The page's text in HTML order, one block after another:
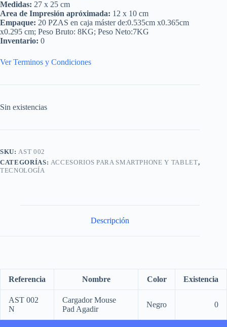
Medidas: 27 x 25 cm
Area de Impresión apróximada: 12 x 10 cm
Empaque: 20 PZAS en caja máster de:0.535cm x0.365cm
x0.295 cm; Peso Bruto: 8KG; Peso Neto:7KG
Inventario: 0
Ver Terminos y Condiciones
Sin existencias
SKU:AST 002
CATEGORÍAS: ACCESORIOS PARA SMARTPHONE Y TABLET,
TECNOLOGÍA
Descripción
Referencia Nombre Color Existencia
AST 002
N
Cargador Mouse
Pad Agadir
Negro 0